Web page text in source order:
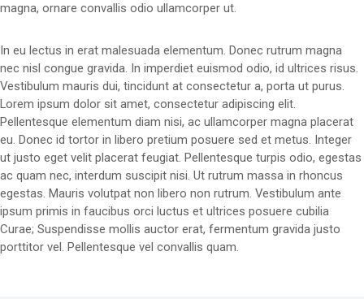
magna, ornare convallis odio ullamcorper ut.
In eu lectus in erat malesuada elementum. Donec rutrum magna
nec nisl congue gravida. In imperdiet euismod odio, id ultrices risus.
Vestibulum mauris dui, tincidunt at consectetur a, porta ut purus.
Lorem ipsum dolor sit amet, consectetur adipiscing elit.
Pellentesque elementum diam nisi, ac ullamcorper magna placerat
eu. Donec id tortor in libero pretium posuere sed et metus. Integer
ut justo eget velit placerat feugiat. Pellentesque turpis odio, egestas
ac quam nec, interdum suscipit nisi. Ut rutrum massa in rhoncus
egestas. Mauris volutpat non libero non rutrum. Vestibulum ante
ipsum primis in faucibus orci luctus et ultrices posuere cubilia
Curae; Suspendisse mollis auctor erat, fermentum gravida justo
porttitor vel. Pellentesque vel convallis quam.